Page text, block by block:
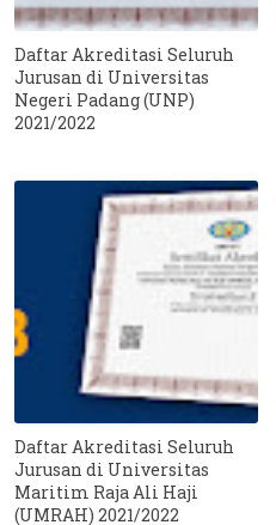
Daftar Akreditasi Seluruh
Jurusan di Universitas
Negeri Padang (UNP)
2021/2022
Daftar Akreditasi Seluruh
Jurusan di Universitas
Maritim Raja Ali Haji
(UMRAH) 2021/2022